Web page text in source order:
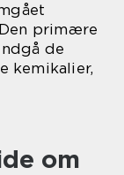
primære
de
kemikalier,
om